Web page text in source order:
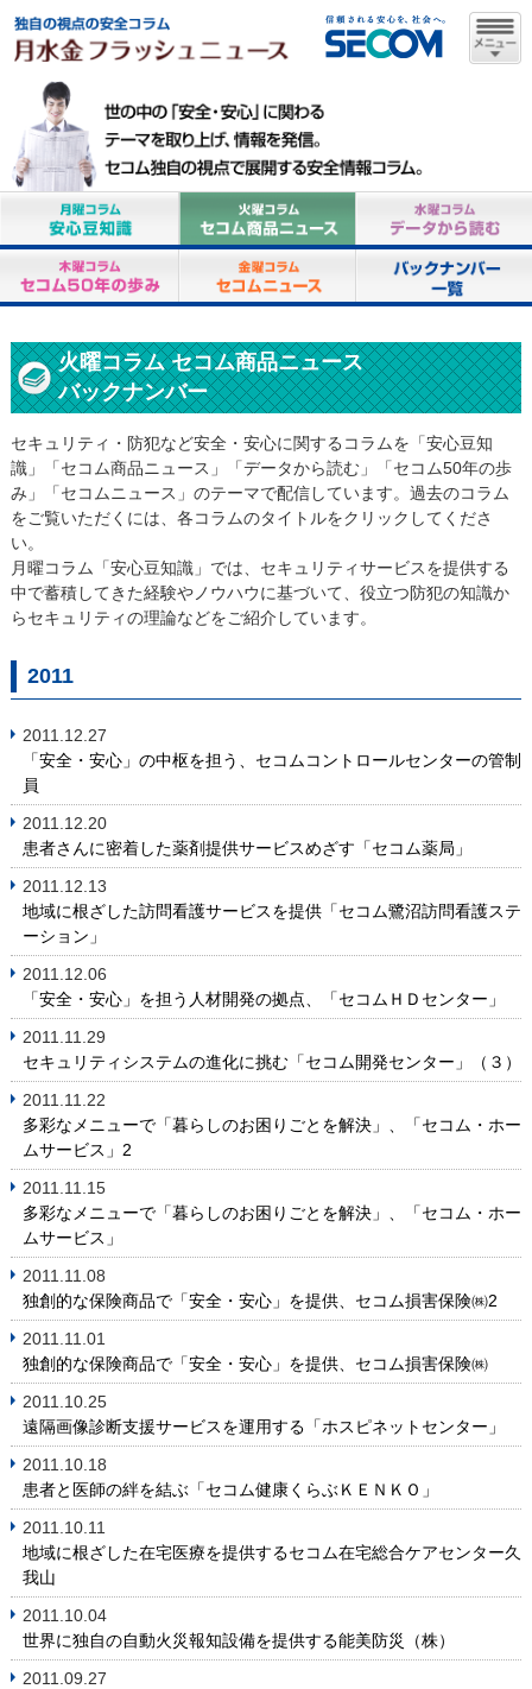
火曜コラム セコム商品ニュース
バックナンバー
セキュリティ・防犯など安全・安心に関するコラムを「安心豆知
識」「セコム商品ニュース」「データから読む」「セコム50年の歩
み」「セコムニュース」のテーマで配信しています。過去のコラム
をご覧いただくには、各コラムのタイトルをクリックしてくださ
い。
月曜コラム「安心豆知識」では、セキュリティサービスを提供する
中で蓄積してきた経験やノウハウに基づいて、役立つ防犯の知識か
らセキュリティの理論などをご紹介しています。
2011
2011.12.27
「安全・安心」の中枢を担う、セコムコントロールセンターの管制
員
2011.12.20
患者さんに密着した薬剤提供サービスめざす「セコム薬局」
2011.12.13
地域に根ざした訪問看護サービスを提供「セコム鷺沼訪問看護ステ
ーション」
2011.12.06
「安全・安心」を担う人材開発の拠点、「セコムＨＤセンター」
2011.11.29
セキュリティシステムの進化に挑む「セコム開発センター」（３）
2011.11.22
多彩なメニューで「暮らしのお困りごとを解決」、「セコム・ホー
ムサービス」2
2011.11.15
多彩なメニューで「暮らしのお困りごとを解決」、「セコム・ホー
ムサービス」
2011.11.08
独創的な保険商品で「安全・安心」を提供、セコム損害保険㈱2
2011.11.01
独創的な保険商品で「安全・安心」を提供、セコム損害保険㈱
2011.10.25
遠隔画像診断支援サービスを運用する「ホスピネットセンター」
2011.10.18
患者と医師の絆を結ぶ「セコム健康くらぶＫＥＮＫＯ」
2011.10.11
地域に根ざした在宅医療を提供するセコム在宅総合ケアセンター久
我山
2011.10.04
世界に独自の自動火災報知設備を提供する能美防災（株）
2011.09.27